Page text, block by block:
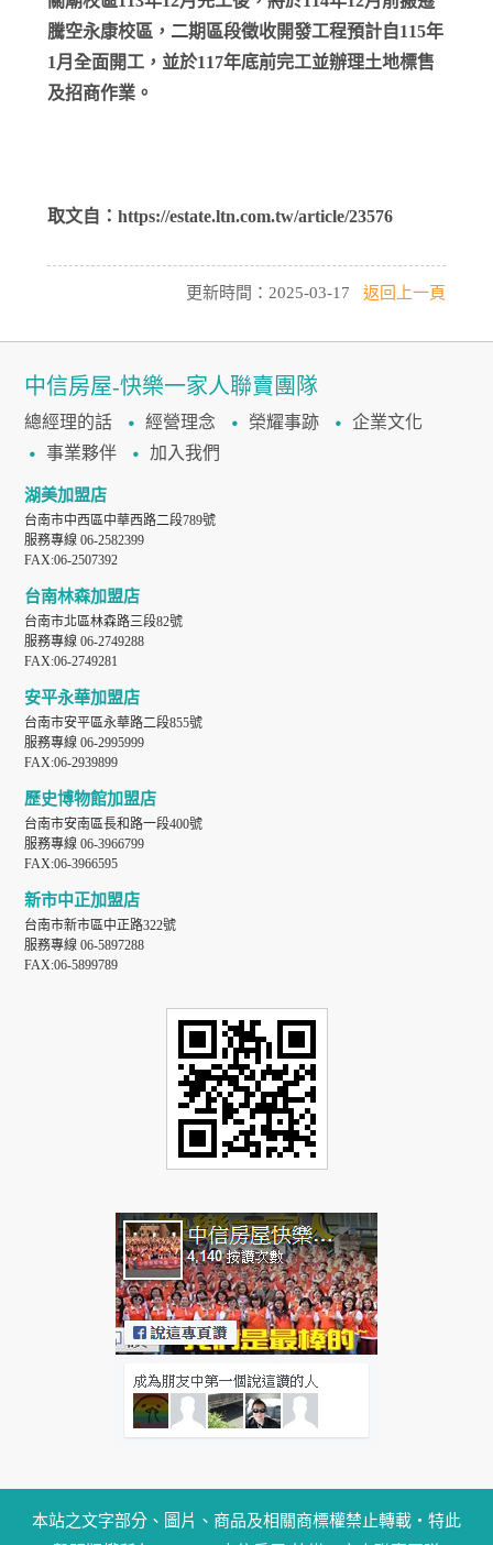
騰空永康校區，二期區段徵收開發工程預計自115年
1月全面開工，並於117年底前完工並辦理土地標售
及招商作業。
取文自：https://estate.ltn.com.tw/article/23576
更新時間：2025-03-17 返回上一頁
中信房屋-快樂一家人聯賣團隊
總經理的話 經營理念 榮耀事跡
企業文化
事業夥伴
加入我們
湖美加盟店
台南市中西區中華西路二段789號
服務專線 06-2582399
FAX:06-2507392
台南林森加盟店
台南市北區林森路三段82號
服務專線 06-2749288
FAX:06-2749281
安平永華加盟店
台南市安平區永華路二段855號
服務專線 06-2995999
FAX:06-2939899
歷史博物館加盟店
台南市安南區長和路一段400號
服務專線 06-3966799
FAX:06-3966595
新市中正加盟店
台南市新市區中正路322號
服務專線 06-5897288
FAX:06-5899789
本站之文字部分、圖片、商品及相關商標權禁止轉載‧特此